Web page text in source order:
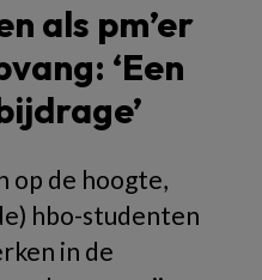
als pm’er
‘Een
op de hoogte,
hbo-studenten
in de